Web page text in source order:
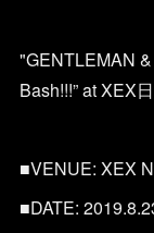
"GENTLEMAN
Bash!!!” at XEX
■VENUE: XEX
■DATE: